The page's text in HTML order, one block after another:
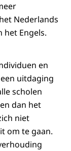
Nederlands
Engels.
en
uitdaging
scholen
dan het
niet
om te gaan.